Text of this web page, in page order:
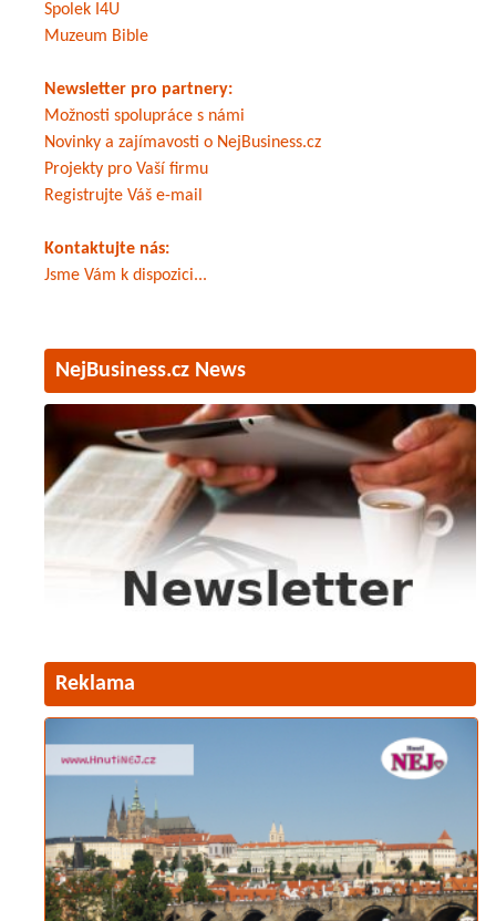
Spolek I4U
Muzeum Bible
Newsletter pro partnery:
Možnosti spolupráce s námi
Novinky a zajímavosti o NejBusiness.cz
Projekty pro Vaší firmu
Registrujte Váš e-mail
Kontaktujte nás:
Jsme Vám k dispozici...
NejBusiness.cz News
Reklama